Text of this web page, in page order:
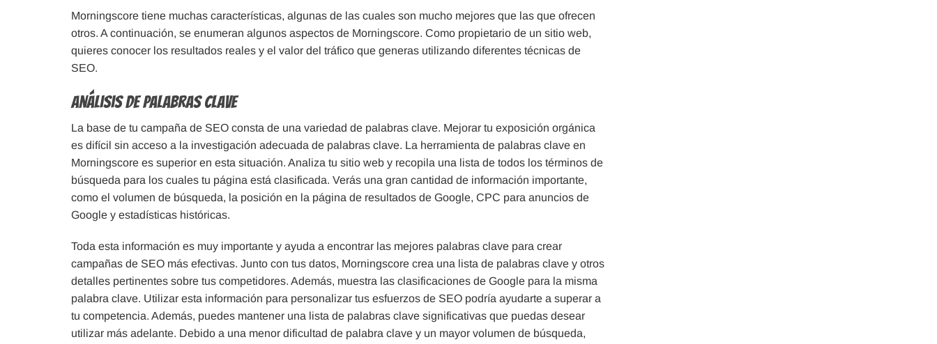
Morningscore tiene muchas características, algunas de las cuales son mucho mejores que las que ofrecen
otros. A continuación, se enumeran algunos aspectos de Morningscore. Como propietario de un sitio web,
quieres conocer los resultados reales y el valor del tráfico que generas utilizando diferentes técnicas de
SEO.
Análisis de Palabras Clave
La base de tu campaña de SEO consta de una variedad de palabras clave. Mejorar tu exposición orgánica
es difícil sin acceso a la investigación adecuada de palabras clave. La herramienta de palabras clave en
Morningscore es superior en esta situación. Analiza tu sitio web y recopila una lista de todos los términos de
búsqueda para los cuales tu página está clasificada. Verás una gran cantidad de información importante,
como el volumen de búsqueda, la posición en la página de resultados de Google, CPC para anuncios de
Google y estadísticas históricas.
Toda esta información es muy importante y ayuda a encontrar las mejores palabras clave para crear
campañas de SEO más efectivas. Junto con tus datos, Morningscore crea una lista de palabras clave y otros
detalles pertinentes sobre tus competidores. Además, muestra las clasificaciones de Google para la misma
palabra clave. Utilizar esta información para personalizar tus esfuerzos de SEO podría ayudarte a superar a
tu competencia. Además, puedes mantener una lista de palabras clave significativas que puedas desear
utilizar más adelante. Debido a una menor dificultad de palabra clave y un mayor volumen de búsqueda,